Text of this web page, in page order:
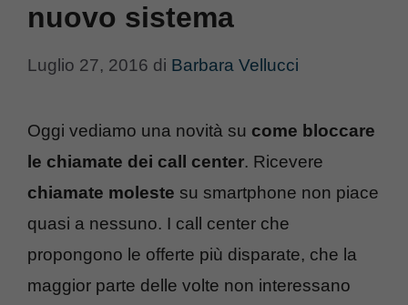
nuovo sistema
Luglio 27, 2016 di Barbara Vellucci
Oggi vediamo una novità su come bloccare
le chiamate dei call center. Ricevere
chiamate moleste su smartphone non piace
quasi a nessuno. I call center che
propongono le offerte più disparate, che la
maggior parte delle volte non interessano